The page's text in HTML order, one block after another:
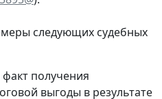
следующих судебных
получения
выгоды в результате